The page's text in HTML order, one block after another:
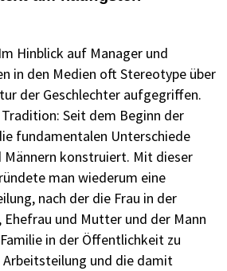
Im Hinblick auf Manager und
in den Medien oft Stereotype über
der Geschlechter aufgegriffen.
Seit dem Beginn der
fundamentalen Unterschiede
Männern konstruiert. Mit dieser
man wiederum eine
nach der die Frau in der
Ehefrau und Mutter und der Mann
Familie in der Öffentlichkeit zu
und die damit